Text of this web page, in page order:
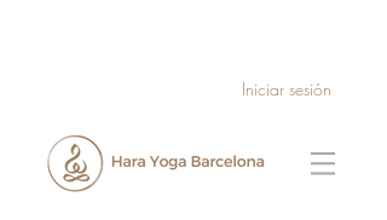
Iniciar sesión